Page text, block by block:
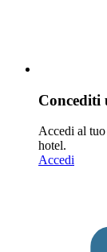
Concediti
Accedi al
hotel.
Accedi